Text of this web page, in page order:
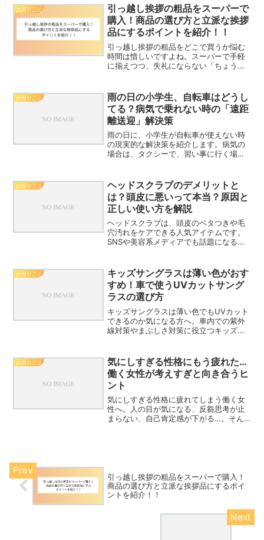
お困りごと
引っ越し挨拶の粗品をスーパーで
購入！商品の選び方と立派な挨拶
品にするポイントを紹介！！
引っ越し挨拶の粗品をどこで買うか悩む
時間は惜しいですよね。スーパーで手軽
に揃えつつ、失礼にならない「ちょうど
ズな渡し方を紹介します。
お困りごと
雨の日の小学生、自転車はどうし
てる？病気で乗れない時の「遠距
離送迎」解決策
雨の日に、小学生が自転車が使えない時
の現実的な解決策を紹介します。病気の
場合は、タクシーで、習い事に行く場合
お困りごと
ヘッドスクラブのデメリットと
は？頭皮に悪いって本当？原因と
正しい使い方を解説
ヘッドスクラブは、頭皮のベタつきや毛
穴汚れをケアできる人気アイテムです。
SNSや美容系メディアでも話題になる一
な？といった不安になりますよね。実際
に情報を調べてみると、ヘ...
お困りごと
キッズサングラスは薄い色がおす
すめ！車で使うUVカットサング
ラスの選び方
キッズサングラスは薄い色でもUVカット
できるのか気になる方へ。車内での紫外
線対策やまぶしさ対策に役立つキッズサ
わかりやすく紹介します。
お困りごと
気にしすぎる性格にもう疲れた…
働く女性が考えすぎと向き合うヒ
ント
気にしすぎる性格に疲れてしまう働く女
性へ。人の目が気になる、反芻思考が止
まらない、自己肯定感が下がる…。そん
引っ越し挨拶の粗品をスーパーで購入！
商品の選び方と立派な挨拶品にするポイ
ントを紹介！！